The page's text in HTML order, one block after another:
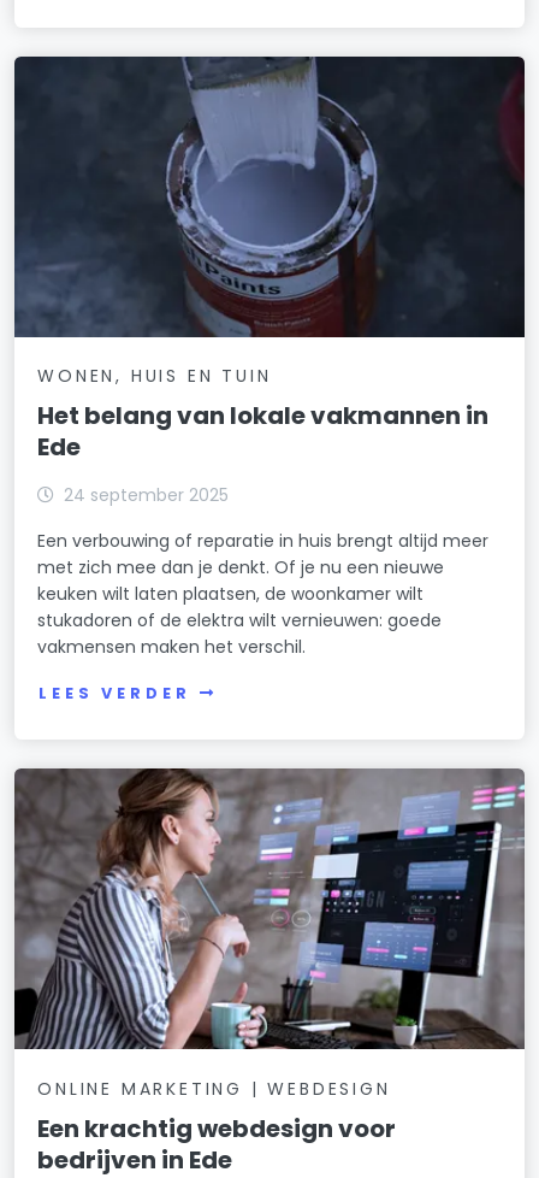
WONEN, HUIS EN TUIN
Het belang van lokale vakmannen in
Ede
24 september 2025
Een verbouwing of reparatie in huis brengt altijd meer
met zich mee dan je denkt. Of je nu een nieuwe
keuken wilt laten plaatsen, de woonkamer wilt
stukadoren of de elektra wilt vernieuwen: goede
vakmensen maken het verschil.
LEES VERDER
ONLINE MARKETING | WEBDESIGN
Een krachtig webdesign voor
bedrijven in Ede